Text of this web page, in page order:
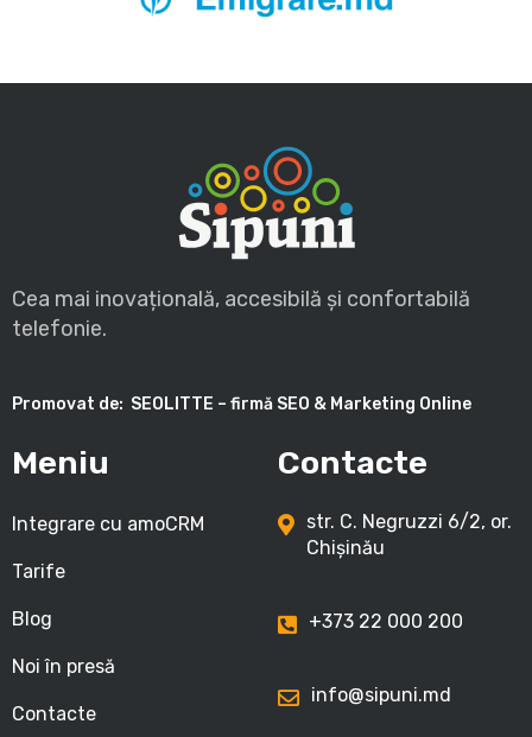
Cea mai inovațională, accesibilă și confortabilă
telefonie.
Promovat de: SEOLITTE – firmă SEO & Marketing Online
Meniu
Integrare cu amoCRM
Tarife
Blog
Noi în presă
Contacte
Contacte
str. C. Negruzzi 6/2, or.
Chișinău
+373 22 000 200
info@sipuni.md